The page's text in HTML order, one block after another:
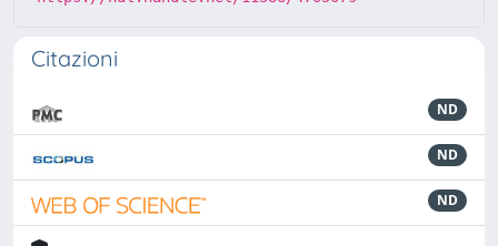
Citazioni
ND
ND
ND